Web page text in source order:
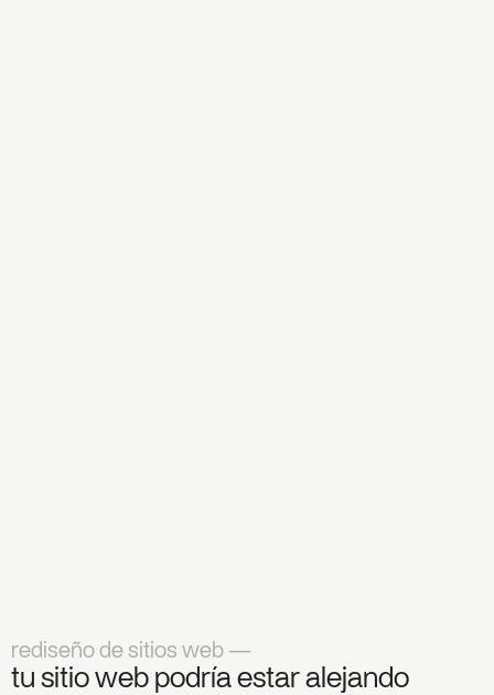
rediseño de sitios web —
tu sitio web podría estar alejando